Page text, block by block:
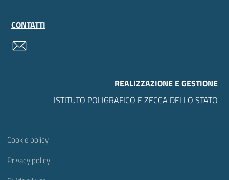
CONTATTI
REALIZZAZIONE E GESTIONE
ISTITUTO POLIGRAFICO E ZECCA DELLO STATO
Sezione Link Utili
Cookie policy
Privacy policy